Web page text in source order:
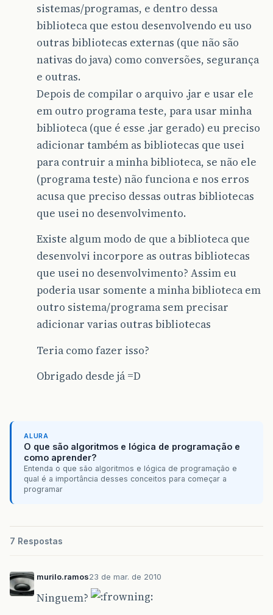
sistemas/programas, e dentro dessa
biblioteca que estou desenvolvendo eu uso
outras bibliotecas externas (que não são
nativas do java) como conversões, segurança
e outras.
Depois de compilar o arquivo .jar e usar ele
em outro programa teste, para usar minha
biblioteca (que é esse .jar gerado) eu preciso
adicionar também as bibliotecas que usei
para contruir a minha biblioteca, se não ele
(programa teste) não funciona e nos erros
acusa que preciso dessas outras bibliotecas
que usei no desenvolvimento.
Existe algum modo de que a biblioteca que
desenvolvi incorpore as outras bibliotecas
que usei no desenvolvimento? Assim eu
poderia usar somente a minha biblioteca em
outro sistema/programa sem precisar
adicionar varias outras bibliotecas
Teria como fazer isso?
Obrigado desde já =D
ALURA
O que são algoritmos e lógica de programação e
como aprender?
Entenda o que são algoritmos e lógica de programação e
qual é a importância desses conceitos para começar a
programar
7 Respostas
murilo.ramos23 de mar. de 2010
Ninguem?